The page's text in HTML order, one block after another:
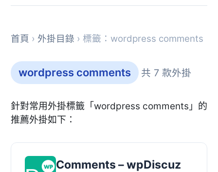
首頁 › 外掛目錄 › 標籤：wordpress comments
wordpress comments 共 7 款外掛
針對常用外掛標籤「wordpress comments」的
推薦外掛如下：
Comments – wpDiscuz